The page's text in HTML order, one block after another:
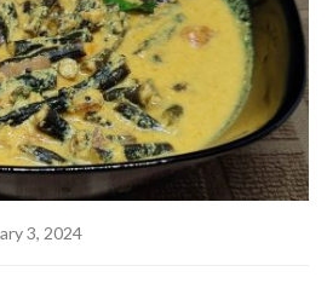
3, 2024